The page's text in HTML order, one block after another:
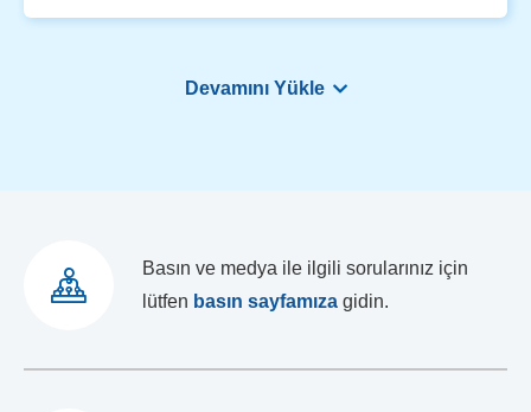
Devamını Yükle
Basın ve medya ile ilgili sorularınız için
lütfen basın sayfamıza gidin.